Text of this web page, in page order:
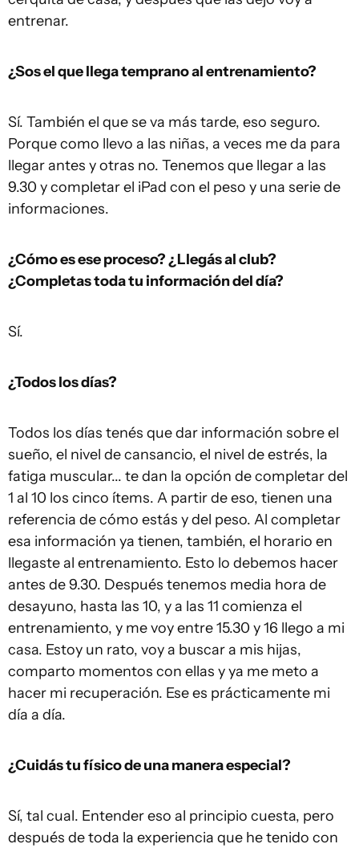
entrenar.
¿Sos el que llega temprano al entrenamiento?
Sí. También el que se va más tarde, eso seguro.
Porque como llevo a las niñas, a veces me da para
llegar antes y otras no. Tenemos que llegar a las
9.30 y completar el iPad con el peso y una serie de
informaciones.
¿Cómo es ese proceso? ¿Llegás al club?
¿Completas toda tu información del día?
Sí.
¿Todos los días?
Todos los días tenés que dar información sobre el
sueño, el nivel de cansancio, el nivel de estrés, la
fatiga muscular... te dan la opción de completar del
1 al 10 los cinco ítems. A partir de eso, tienen una
referencia de cómo estás y del peso. Al completar
esa información ya tienen, también, el horario en
llegaste al entrenamiento. Esto lo debemos hacer
antes de 9.30. Después tenemos media hora de
desayuno, hasta las 10, y a las 11 comienza el
entrenamiento, y me voy entre 15.30 y 16 llego a mi
casa. Estoy un rato, voy a buscar a mis hijas,
comparto momentos con ellas y ya me meto a
hacer mi recuperación. Ese es prácticamente mi
día a día.
¿Cuidás tu físico de una manera especial?
Sí, tal cual. Entender eso al principio cuesta, pero
después de toda la experiencia que he tenido con